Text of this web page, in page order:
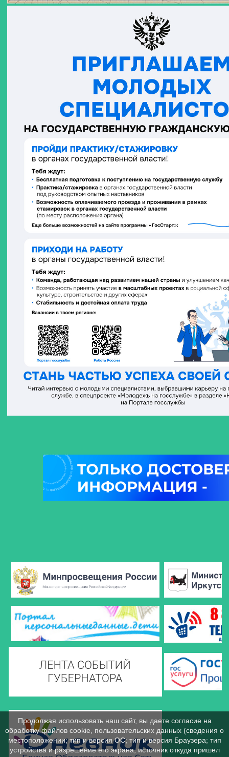
Продолжая использовать наш сайт, вы даете согласие на
обработку файлов cookie, пользовательских данных (сведения о
местоположении; тип и версия ОС; тип и версия Браузера; тип
устройства и разрешение его экрана; источник откуда пришел